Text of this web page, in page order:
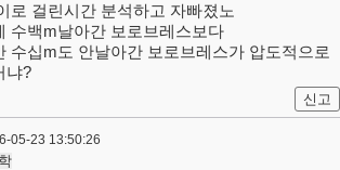
로 걸린시간 분석하고 자빠졌노
수백m날아간 보로브레스보다
수십m도 안날아간 보로브레스가 압도적으로
냐?
신고
05-23 13:50:26